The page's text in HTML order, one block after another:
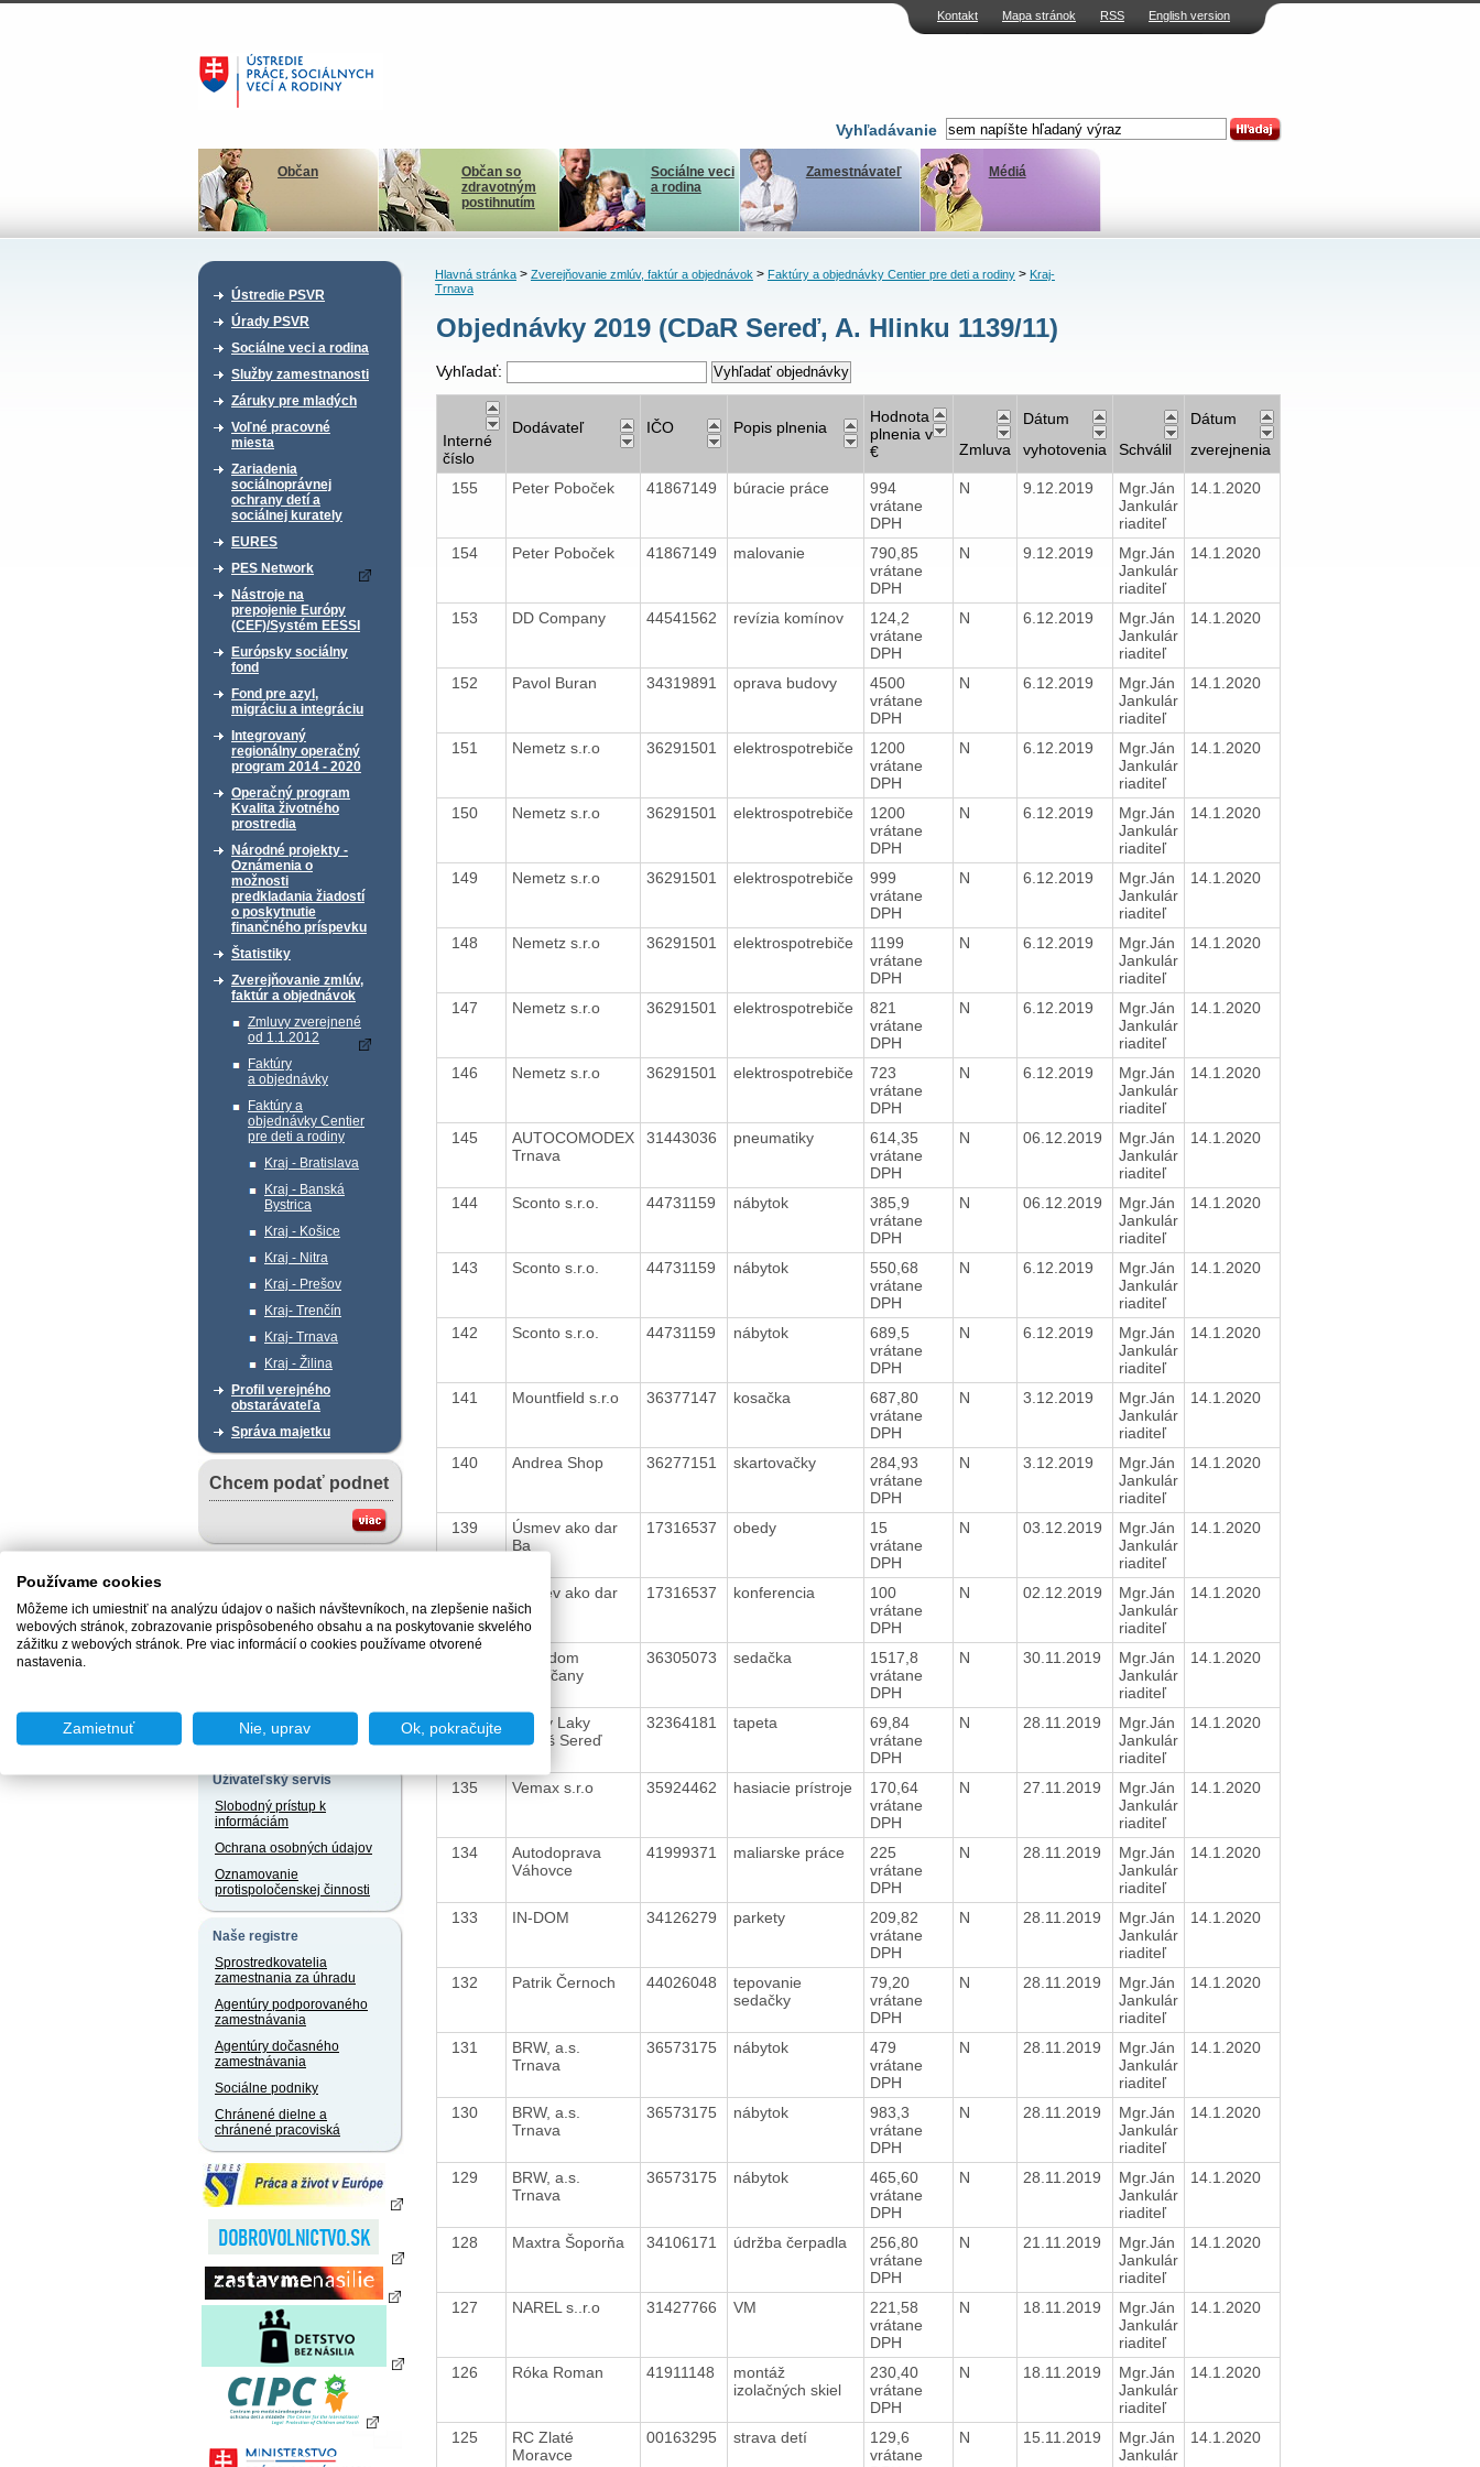
Kontakt Mapa stránok RSS English version
Vyhľadávanie
Občan
Občan so
zdravotným
postihnutím
Sociálne veci
a rodina
Zamestnávateľ Médiá
Ústredie PSVR
Úrady PSVR
Sociálne veci a rodina
Služby zamestnanosti
Záruky pre mladých
Voľné pracovné
miesta
Zariadenia
sociálnoprávnej
ochrany detí a
sociálnej kurately
EURES
PES Network
Nástroje na
prepojenie Európy
(CEF)/Systém EESSI
Európsky sociálny
fond
Fond pre azyl,
migráciu a integráciu
Integrovaný
regionálny operačný
program 2014 - 2020
Operačný program
Kvalita životného
prostredia
Národné projekty -
Oznámenia o
možnosti
predkladania žiadostí
o poskytnutie
finančného príspevku
Štatistiky
Zverejňovanie zmlúv,
faktúr a objednávok
Zmluvy zverejnené
od 1.1.2012
Faktúry
a objednávky
Faktúry a
objednávky Centier
pre deti a rodiny
Kraj - Bratislava
Kraj - Banská
Bystrica
Kraj - Košice
Kraj - Nitra
Kraj - Prešov
Kraj- Trenčín
Kraj- Trnava
Kraj - Žilina
Profil verejného
obstarávateľa
Správa majetku
Chcem podať podnet
Právne predpisy
Užívateľský servis
Slobodný prístup k
informáciám
Ochrana osobných údajov
Oznamovanie
protispoločenskej činnosti
Naše registre
Sprostredkovatelia
zamestnania za úhradu
Agentúry podporovaného
zamestnávania
Agentúry dočasného
zamestnávania
Sociálne podniky
Chránené dielne a
chránené pracoviská
Hlavná stránka> Zverejňovanie zmlúv, faktúr a objednávok> Faktúry a objednávky Centier pre deti a rodiny> Kraj-
Trnava
Objednávky 2019 (CDaR Sereď, A. Hlinku 1139/11)
Vyhľadať:
Interné
číslo
Dodávateľ IČO Popis plnenia
Hodnota
plnenia v
€
Zmluva
Dátum
vyhotovenia
Schválil
Dátum
zverejnenia
155 Peter Poboček 41867149 búracie práce
994
vrátane
DPH
N 9.12.2019
Mgr.Ján
Jankulár
riaditeľ
14.1.2020
154 Peter Poboček 41867149 malovanie
790,85
vrátane
DPH
N 9.12.2019
Mgr.Ján
Jankulár
riaditeľ
14.1.2020
153 DD Company 44541562 revízia komínov
124,2
vrátane
DPH
N 6.12.2019
Mgr.Ján
Jankulár
riaditeľ
14.1.2020
152 Pavol Buran 34319891 oprava budovy
4500
vrátane
DPH
N 6.12.2019
Mgr.Ján
Jankulár
riaditeľ
14.1.2020
151 Nemetz s.r.o 36291501 elektrospotrebiče
1200
vrátane
DPH
N 6.12.2019
Mgr.Ján
Jankulár
riaditeľ
14.1.2020
150 Nemetz s.r.o 36291501 elektrospotrebiče
1200
vrátane
DPH
N 6.12.2019
Mgr.Ján
Jankulár
riaditeľ
14.1.2020
149 Nemetz s.r.o 36291501 elektrospotrebiče
999
vrátane
DPH
N 6.12.2019
Mgr.Ján
Jankulár
riaditeľ
14.1.2020
148 Nemetz s.r.o 36291501 elektrospotrebiče
1199
vrátane
DPH
N 6.12.2019
Mgr.Ján
Jankulár
riaditeľ
14.1.2020
147 Nemetz s.r.o 36291501 elektrospotrebiče
821
vrátane
DPH
N 6.12.2019
Mgr.Ján
Jankulár
riaditeľ
14.1.2020
146 Nemetz s.r.o 36291501 elektrospotrebiče
723
vrátane
DPH
N 6.12.2019
Mgr.Ján
Jankulár
riaditeľ
14.1.2020
145
AUTOCOMODEX
Trnava
31443036 pneumatiky
614,35
vrátane
DPH
N 06.12.2019
Mgr.Ján
Jankulár
riaditeľ
14.1.2020
144 Sconto s.r.o. 44731159 nábytok
385,9
vrátane
DPH
N 06.12.2019
Mgr.Ján
Jankulár
riaditeľ
14.1.2020
143 Sconto s.r.o. 44731159 nábytok
550,68
vrátane
DPH
N 6.12.2019
Mgr.Ján
Jankulár
riaditeľ
14.1.2020
142 Sconto s.r.o. 44731159 nábytok
689,5
vrátane
DPH
N 6.12.2019
Mgr.Ján
Jankulár
riaditeľ
14.1.2020
141 Mountfield s.r.o 36377147 kosačka
687,80
vrátane
DPH
N 3.12.2019
Mgr.Ján
Jankulár
riaditeľ
14.1.2020
140 Andrea Shop 36277151 skartovačky
284,93
vrátane
DPH
N 3.12.2019
Mgr.Ján
Jankulár
riaditeľ
14.1.2020
139
Úsmev ako dar
Ba
17316537 obedy
15
vrátane
DPH
N 03.12.2019
Mgr.Ján
Jankulár
riaditeľ
14.1.2020
Úsmev ako dar
Ba
17316537 konferencia
100
vrátane
DPH
N 02.12.2019
Mgr.Ján
Jankulár
riaditeľ
14.1.2020
Decodom
Topoľčany
36305073 sedačka
1517,8
vrátane
DPH
N 30.11.2019
Mgr.Ján
Jankulár
riaditeľ
14.1.2020
136
Farby Laky
Lapoš Sereď
32364181 tapeta
69,84
vrátane
DPH
N 28.11.2019
Mgr.Ján
Jankulár
riaditeľ
14.1.2020
135 Vemax s.r.o 35924462 hasiacie prístroje
170,64
vrátane
DPH
N 27.11.2019
Mgr.Ján
Jankulár
riaditeľ
14.1.2020
134
Autodoprava
Váhovce
41999371 maliarske práce
225
vrátane
DPH
N 28.11.2019
Mgr.Ján
Jankulár
riaditeľ
14.1.2020
133 IN-DOM 34126279 parkety
209,82
vrátane
DPH
N 28.11.2019
Mgr.Ján
Jankulár
riaditeľ
14.1.2020
132 Patrik Černoch 44026048
tepovanie
sedačky
79,20
vrátane
DPH
N 28.11.2019
Mgr.Ján
Jankulár
riaditeľ
14.1.2020
131
BRW, a.s.
Trnava
36573175 nábytok
479
vrátane
DPH
N 28.11.2019
Mgr.Ján
Jankulár
riaditeľ
14.1.2020
130
BRW, a.s.
Trnava
36573175 nábytok
983,3
vrátane
DPH
N 28.11.2019
Mgr.Ján
Jankulár
riaditeľ
14.1.2020
129
BRW, a.s.
Trnava
36573175 nábytok
465,60
vrátane
DPH
N 28.11.2019
Mgr.Ján
Jankulár
riaditeľ
14.1.2020
128 Maxtra Šoporňa 34106171 údržba čerpadla
256,80
vrátane
DPH
N 21.11.2019
Mgr.Ján
Jankulár
riaditeľ
14.1.2020
127 NAREL s..r.o 31427766 VM
221,58
vrátane
DPH
N 18.11.2019
Mgr.Ján
Jankulár
riaditeľ
14.1.2020
126 Róka Roman 41911148
montáž
izolačných skiel
230,40
vrátane
DPH
N 18.11.2019
Mgr.Ján
Jankulár
riaditeľ
14.1.2020
125
RC Zlaté
Moravce
00163295 strava detí
129,6
vrátane
N 15.11.2019
Mgr.Ján
Jankulár
14.1.2020
Používame cookies
Môžeme ich umiestniť na analýzu údajov o našich návštevníkoch, na zlepšenie našich
webových stránok, zobrazovanie prispôsobeného obsahu a na poskytovanie skvelého
zážitku z webových stránok. Pre viac informácií o cookies používame otvorené
nastavenia.
Zamietnuť Nie, uprav Ok, pokračujte